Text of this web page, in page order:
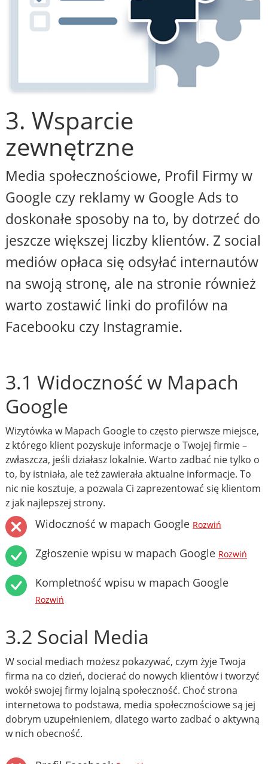
3. Wsparcie
zewnętrzne
Media społecznościowe, Profil Firmy w
Google czy reklamy w Google Ads to
doskonałe sposoby na to, by dotrzeć do
jeszcze większej liczby klientów. Z social
mediów opłaca się odsyłać internautów
na swoją stronę, ale na stronie również
warto zostawić linki do profilów na
Facebooku czy Instagramie.
3.1 Widoczność w Mapach
Google
Wizytówka w Mapach Google to często pierwsze miejsce,
z którego klient pozyskuje informacje o Twojej firmie –
zwłaszcza, jeśli działasz lokalnie. Warto zadbać nie tylko o
to, by istniała, ale też zawierała aktualne informacje. To
nic nie kosztuje, a pozwala Ci zaprezentować się klientom
z jak najlepszej strony.
Widoczność w mapach Google Rozwiń
Zgłoszenie wpisu w mapach Google Rozwiń
Kompletność wpisu w mapach Google
Rozwiń
3.2 Social Media
W social mediach możesz pokazywać, czym żyje Twoja
firma na co dzień, docierać do nowych klientów i tworzyć
wokół swojej firmy lojalną społeczność. Choć strona
internetowa to podstawa, media społecznościowe są jej
dobrym uzupełnieniem, dlatego warto zadbać o aktywną
w nich obecność.